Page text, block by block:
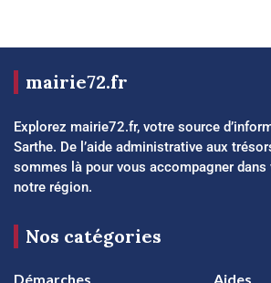
mairie72.fr
Explorez mairie72.fr, votre source
Sarthe. De l’aide administrative aux
sommes là pour vous accompagner dans
notre région.
Nos catégories
Démarches
Aides